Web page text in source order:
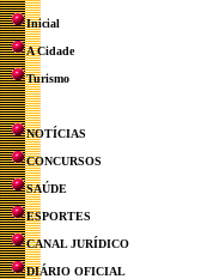
Inicial
A Cidade
Turismo
NOTÍCIAS
CONCURSOS
SAÚDE
ESPORTES
CANAL JURÍDICO
DIÁRIO OFICIAL